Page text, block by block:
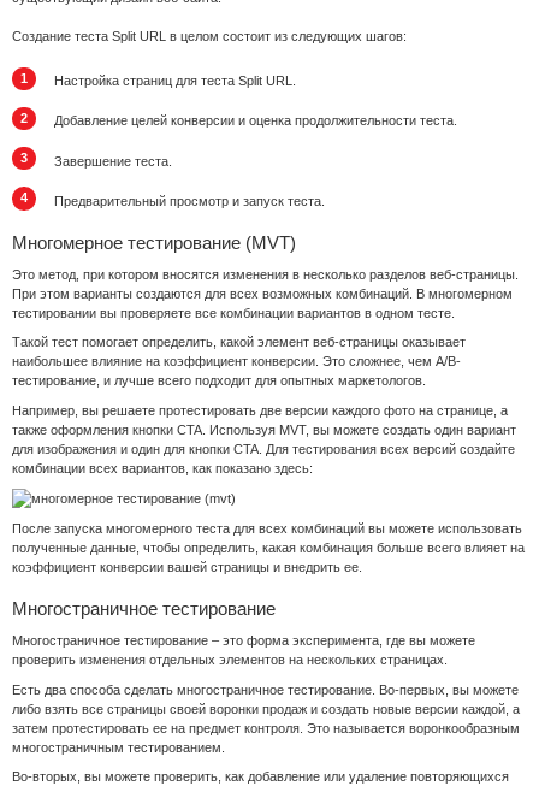
Создание теста Split URL в целом состоит из следующих шагов:
Настройка страниц для теста Split URL.
Добавление целей конверсии и оценка продолжительности теста.
Завершение теста.
Предварительный просмотр и запуск теста.
Многомерное тестирование (MVT)
Это метод, при котором вносятся изменения в несколько разделов веб-страницы.
При этом варианты создаются для всех возможных комбинаций. В многомерном
тестировании вы проверяете все комбинации вариантов в одном тесте.
Такой тест помогает определить, какой элемент веб-страницы оказывает
наибольшее влияние на коэффициент конверсии. Это сложнее, чем A/B-
тестирование, и лучше всего подходит для опытных маркетологов.
Например, вы решаете протестировать две версии каждого фото на странице, а
также оформления кнопки CTA. Используя MVT, вы можете создать один вариант
для изображения и один для кнопки CTA. Для тестирования всех версий создайте
комбинации всех вариантов, как показано здесь:
После запуска многомерного теста для всех комбинаций вы можете использовать
полученные данные, чтобы определить, какая комбинация больше всего влияет на
коэффициент конверсии вашей страницы и внедрить ее.
Многостраничное тестирование
Многостраничное тестирование – это форма эксперимента, где вы можете
проверить изменения отдельных элементов на нескольких страницах.
Есть два способа сделать многостраничное тестирование. Во-первых, вы можете
либо взять все страницы своей воронки продаж и создать новые версии каждой, а
затем протестировать ее на предмет контроля. Это называется воронкообразным
многостраничным тестированием.
Во-вторых, вы можете проверить, как добавление или удаление повторяющихся